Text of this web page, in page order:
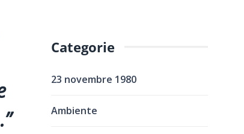
Categorie
23 novembre 1980
Ambiente